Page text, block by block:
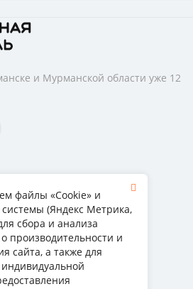
и Мурманской области уже 12
Вопрос-ответ
Обмен и возврат
Гарантия
файлы «Cookie» и
(Яндекс Метрика,
сбора и анализа
производительности и
сайта, а также для